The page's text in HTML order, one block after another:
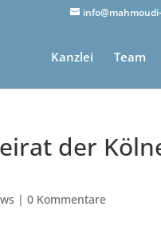
Kanzlei Team
der
|0 Kommentare